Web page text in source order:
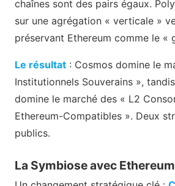
chaînes sont des pairs égaux.
sur une agrégation « verticale »
préservant Ethereum comme le «
Le résultat : Cosmos domine le
Institutionnels Souverains »,
domine le marché des « L2
Ethereum-Compatibles ». Deux
publics.
La Symbiose avec Ethereum